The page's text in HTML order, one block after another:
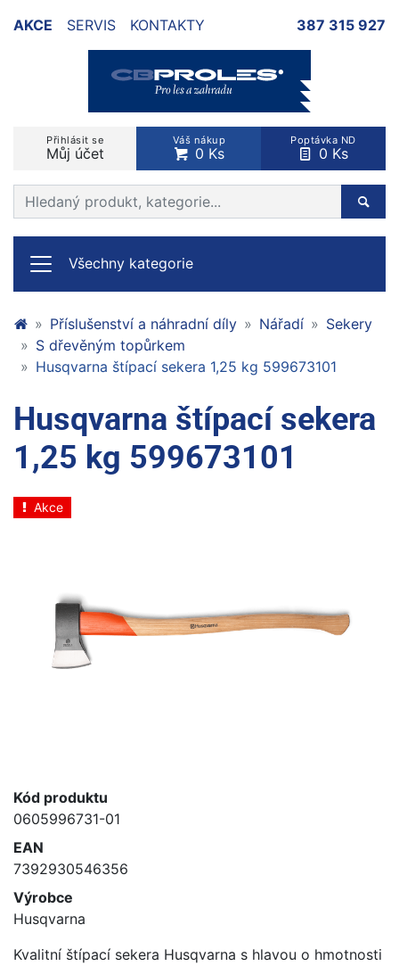
AKCE SERVIS KONTAKTY 387 315 927
Přihlásit se
Můj účet
Váš nákup
0 Ks
Poptávka ND
0 Ks
Prohledat web
Všechny kategorie
Příslušenství a náhradní díly Nářadí
Sekery
S dřevěným topůrkem
Husqvarna štípací sekera 1,25 kg 599673101
Husqvarna štípací sekera
1,25 kg 599673101
Akce
Kód produktu
0605996731-01
EAN
7392930546356
Výrobce
Husqvarna
Kvalitní štípací sekera Husqvarna s hlavou o hmotnosti